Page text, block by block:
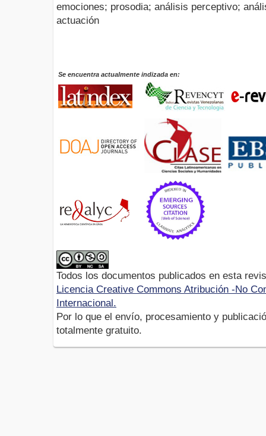
emociones; prosodia; análisis perceptivo;
actuación
Se encuentra actualmente indizada en:
Todos los documentos publicados en esta
Licencia Creative Commons Atribución -No
Internacional.
Por lo que el envío, procesamiento y
totalmente gratuito.